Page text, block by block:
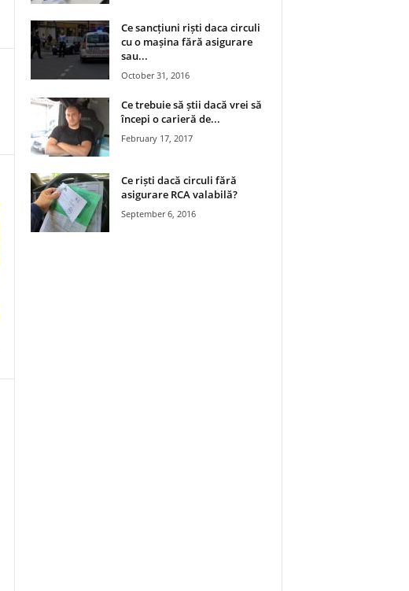
Ce sancțiuni riști daca circuli
cu o mașina fără asigurare
sau...
October 31, 2016
Ce trebuie să știi dacă vrei să
începi o carieră de...
February 17, 2017
Ce riști dacă circuli fără
asigurare RCA valabilă?
September 6, 2016